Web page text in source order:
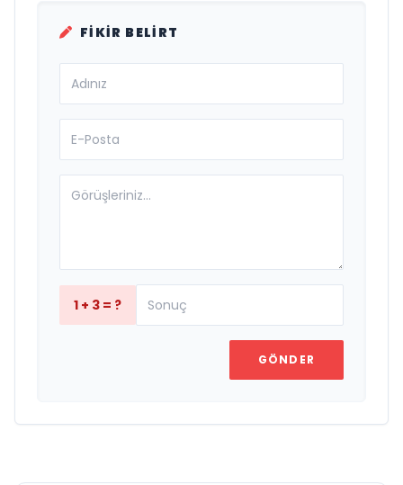
FIKIR BELIRT
1 + 3 = ?
GÖNDER